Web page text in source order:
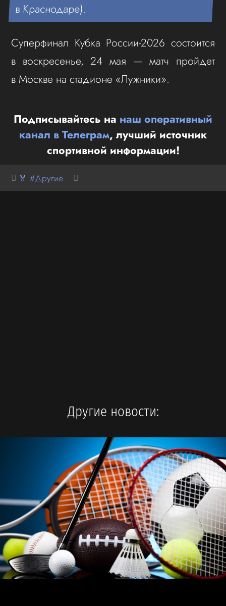
в Краснодаре).
Суперфинал Кубка России-2026 состоится
в воскресенье, 24 мая — матч пройдет
в Москве на стадионе «Лужники».
Подписывайтесь на наш оперативный
канал в Телеграм, лучший источник
спортивной информации!
🏅 #Другие
Другие новости: